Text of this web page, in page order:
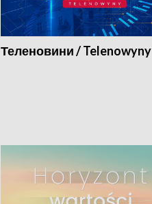
Теленовини / Telenowyny